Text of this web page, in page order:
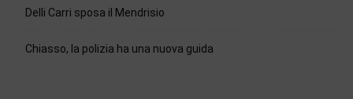
Delli Carri sposa il Mendrisio
Chiasso, la polizia ha una nuova guida